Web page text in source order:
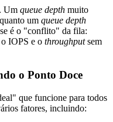
Um queue depth muito
um queue depth
é o "conflito" da fila:
IOPS e o throughputsem
o Ponto Doce
que funcione para todos
fatores, incluindo: